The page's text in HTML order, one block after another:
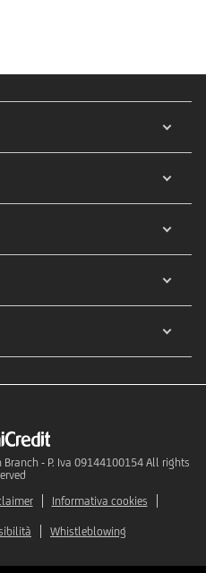
Branch - P. Iva 09144100154 All rights
Informativa cookies
Whistleblowing